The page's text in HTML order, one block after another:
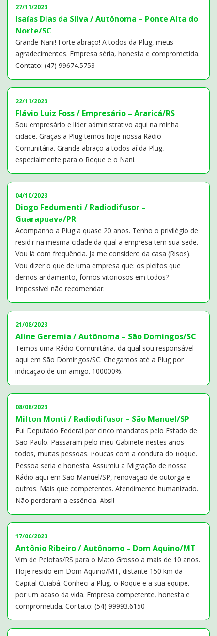
27/11/2023
Isaías Dias da Silva / Autônoma – Ponte Alta do
Norte/SC
Grande Nani! Forte abraço! A todos da Plug, meus
agradecimentos. Empresa séria, honesta e comprometida.
Contato: (47) 99674.5753
22/11/2023
Flávio Luiz Foss / Empresário – Araricá/RS
Sou empresário e líder administrativo aqui na minha
cidade. Graças a Plug temos hoje nossa Rádio
Comunitária. Grande abraço a todos aí da Plug,
especialmente para o Roque e o Nani.
04/10/2023
Diogo Fedumenti / Radiodifusor –
Guarapuava/PR
Acompanho a Plug a quase 20 anos. Tenho o privilégio de
residir na mesma cidade da qual a empresa tem sua sede.
Vou lá com frequência. Já me considero da casa (Risos).
Vou dizer o que de uma empresa que: os pleitos que
demos andamento, fomos vitoriosos em todos?
Impossível não recomendar.
21/08/2023
Aline Geremia / Autônoma – São Domingos/SC
Temos uma Rádio Comunitária, da qual sou responsável
aqui em São Domingos/SC. Chegamos até a Plug por
indicação de um amigo. 100000%.
08/08/2023
Milton Monti / Radiodifusor – São Manuel/SP
Fui Deputado Federal por cinco mandatos pelo Estado de
São Paulo. Passaram pelo meu Gabinete nestes anos
todos, muitas pessoas. Poucas com a conduta do Roque.
Pessoa séria e honesta. Assumiu a Migração de nossa
Rádio aqui em São Manuel/SP, renovação de outorga e
outros. Mais que competentes. Atendimento humanizado.
Não perderam a essência. Abs!!
17/06/2023
Antônio Ribeiro / Autônomo – Dom Aquino/MT
Vim de Pelotas/RS para o Mato Grosso a mais de 10 anos.
Hoje resido em Dom Aquino/MT, distante 150 km da
Capital Cuiabá. Conheci a Plug, o Roque e a sua equipe,
por um acaso da vida. Empresa competente, honesta e
comprometida. Contato: (54) 99993.6150